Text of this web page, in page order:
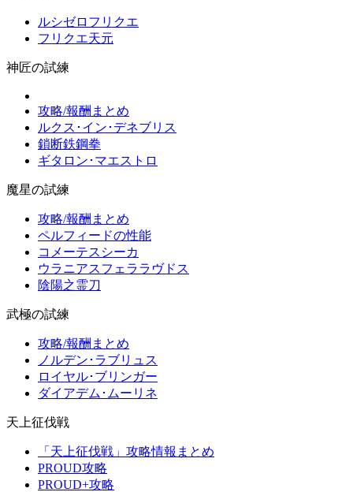
ルシゼロフリクエ
フリクエ天元
神匠の試練
攻略/報酬まとめ
ルクス･イン･デネブリス
鎖断鉄鋼拳
ギタロン･マエストロ
魔星の試練
攻略/報酬まとめ
ペルフィードの性能
コメーテスシーカ
ウラニアスフェララヴドス
陰陽之霊刀
武極の試練
攻略/報酬まとめ
ノルデン･ラブリュス
ロイヤル･ブリンガー
ダイアデム･ムーリネ
天上征伐戦
「天上征伐戦」攻略情報まとめ
PROUD攻略
PROUD+攻略